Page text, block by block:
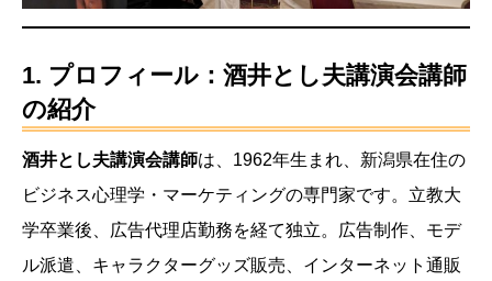
1. プロフィール：酒井とし夫講演会講師
の紹介
酒井とし夫講演会講師は、1962年生まれ、新潟県在住の
ビジネス心理学・マーケティングの専門家です。立教大
学卒業後、広告代理店勤務を経て独立。広告制作、モデ
ル派遣、キャラクターグッズ販売、インターネット通販